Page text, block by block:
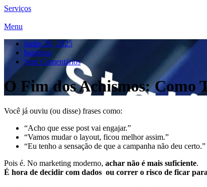
Serviços
Menu
junho 20, 2025
bangboo
Sem Comentários
O Fim dos Achismos: Como
Você já ouviu (ou disse) frases como:
“Acho que esse post vai engajar.”
“Vamos mudar o layout, ficou melhor assim.”
“Eu tenho a sensação de que a campanha não deu certo.”
Pois é. No marketing moderno, achar não é mais suficiente.
É hora de decidir com dados ou correr o risco de ficar